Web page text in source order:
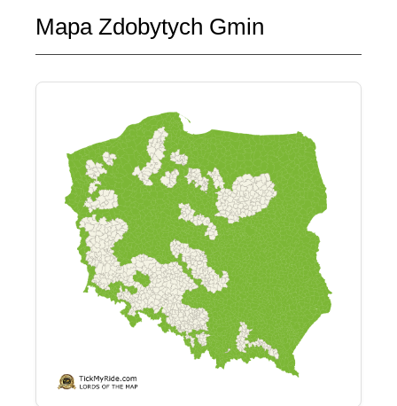
Mapa Zdobytych Gmin